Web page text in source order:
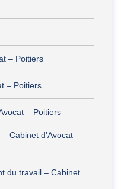
– Poitiers
– Poitiers
– Poitiers
Cabinet d’Avocat –
du travail – Cabinet